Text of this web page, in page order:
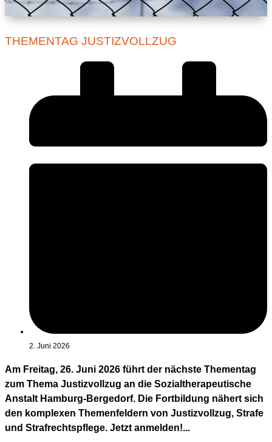
THEMENTAG JUSTIZVOLLZUG
2. Juni 2026
Am Freitag, 26. Juni 2026 führt der nächste Thementag
zum Thema Justizvollzug an die Sozialtherapeutische
Anstalt Hamburg-Bergedorf. Die Fortbildung nähert sich
den komplexen Themenfeldern von Justizvollzug, Strafe
und Strafrechtspflege. Jetzt anmelden!...